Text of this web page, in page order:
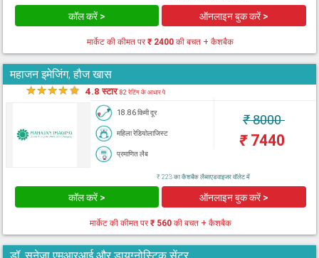
कॉल करें > ऑनलाइन बुक करें >
मार्केट की कीमत पर₹ 2400 की बचत + कैशबैक
महाजन इमेजिंग, हौज खास
★★★★★ 4.8 स्टार82 रेटिंग के आधार पे
18.86 किमी दूर
महिला रेडियोलाजिस्ट
प्रमाणित लैब
₹8000
₹7440
₹ 223 का कैशबैक लैब्सएडवाइजर वॉलेट में
कॉल करें > ऑनलाइन बुक करें >
मार्केट की कीमत पर₹ 560की बचत + कैशबैक